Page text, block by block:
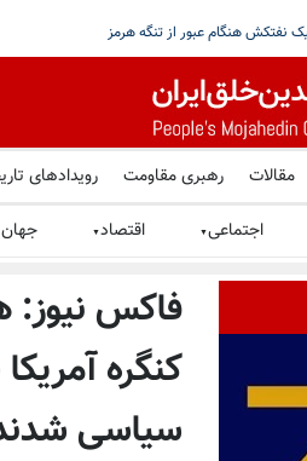
می‌دهم، اما تهران هرگز نباید به سلاح هسته‌یی
مقالات رهبری مقاومت رویدادهای
اجتماعی▼ اقتصاد▼ جهان
فاکس نیوز:
کنگره
سیاسی